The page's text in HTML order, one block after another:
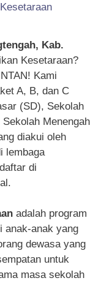
Kab.
Kesetaraan?
Kami
A, B, dan C
(SD), Sekolah
Menengah
diakui oleh
lembaga
di
adalah program
anak-anak yang
dewasa yang
untuk
masa sekolah